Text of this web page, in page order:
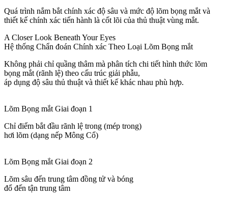
Quá trình nắm bắt chính xác độ sâu và mức độ lõm bọng mắt và
thiết kế chính xác tiến hành là cốt lõi của thủ thuật vùng mắt.
A Closer Look Beneath Your Eyes
Hệ thống Chẩn đoán Chính xác Theo Loại Lõm Bọng mắt
Không phải chỉ quầng thâm mà phân tích chi tiết hình thức lõm
bọng mắt (rãnh lệ) theo cấu trúc giải phẫu,
áp dụng độ sâu thủ thuật và thiết kế khác nhau phù hợp.
Lõm Bọng mắt Giai đoạn 1
Chỉ điểm bắt đầu rãnh lệ trong (mép trong)
hơi lõm (dạng nếp Mông Cổ)
Lõm Bọng mắt Giai đoạn 2
Lõm sâu đến trung tâm đồng tử và bóng
đổ đến tận trung tâm